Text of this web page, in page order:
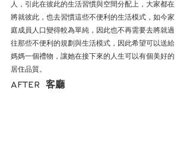
人，引此在彼此的生活習慣與空間分配上，大家都在
將就彼此，也去習慣這些不便利的生活模式，如今家
庭成員人口變得較為單純，因此也不再需要去將就過
往那些不便利的規劃與生活模式，因此希望可以送給
媽媽一個禮物，讓她在接下來的人生可以有個美好的
居住品質。
AFTER  客廳